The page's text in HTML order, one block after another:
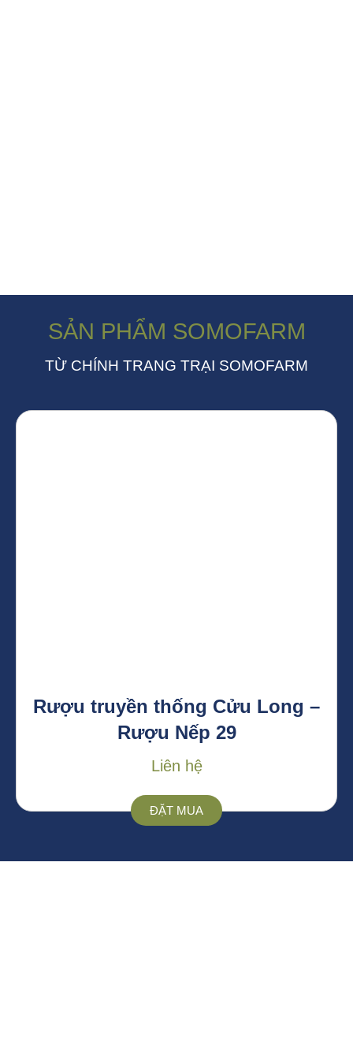
SẢN PHẨM SOMOFARM
TỪ CHÍNH TRANG TRẠI SOMOFARM
Rượu truyền thống Cửu Long –
Rượu Nếp 29
Liên hệ
ĐẶT MUA